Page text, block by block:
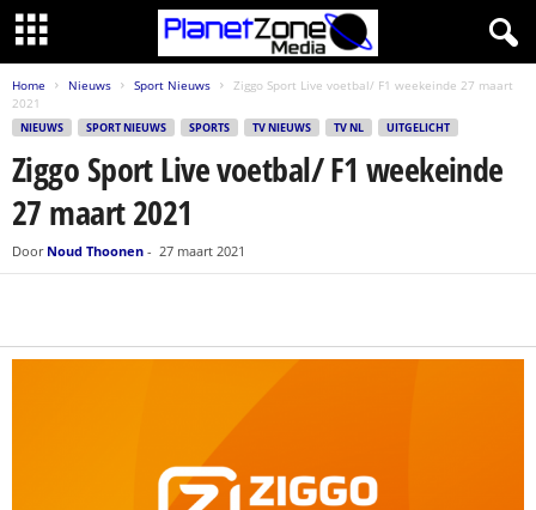
Home Nieuws Sport Nieuws
Ziggo Sport Live voetbal/ F1 weekeinde 27 maart
2021
NIEUWS SPORT NIEUWS SPORTS TV NIEUWS TV NL UITGELICHT
Ziggo Sport Live voetbal/ F1 weekeinde
27 maart 2021
Door Noud Thoonen - 27 maart 2021